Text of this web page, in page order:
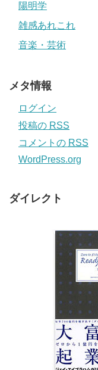
陽明学
雑感あれこれ
音楽・芸術
メタ情報
ログイン
投稿の RSS
コメントの RSS
WordPress.org
ダイレクト